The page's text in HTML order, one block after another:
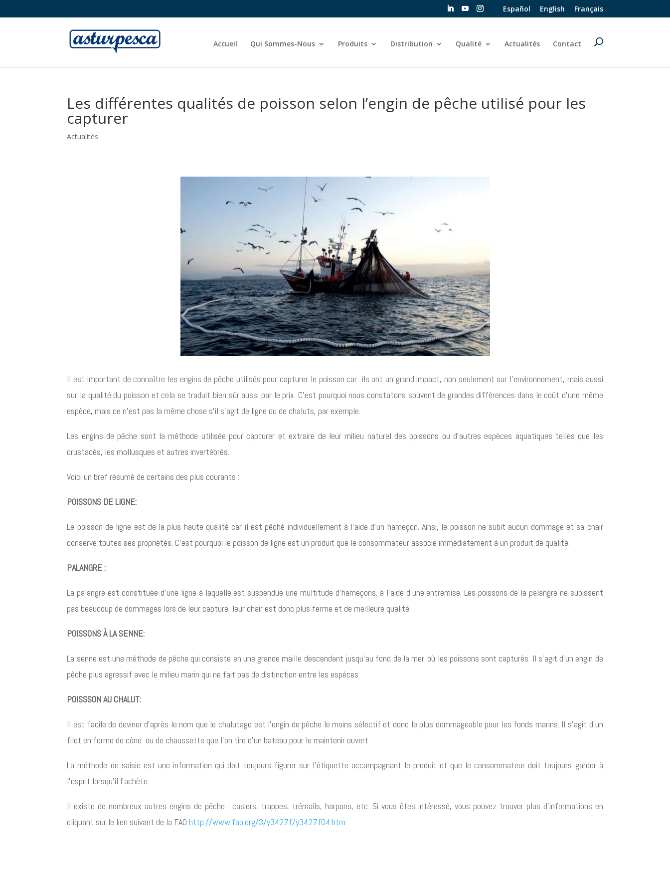
Español English Français
Accueil Qui Sommes-Nous Produits Distribution Qualité Actualités Contact
Les différentes qualités de poisson selon l’engin de pêche utilisé pour les
capturer
Actualités
Il est important de connaître les engins de pêche utilisés pour capturer le poisson car ils ont un grand impact, non seulement sur l’environnement, mais aussi
sur la qualité du poisson et cela se traduit bien sûr aussi par le prix. C’est pourquoi nous constatons souvent de grandes différences dans le coût d’une même
espèce, mais ce n’est pas la même chose s’il s’agit de ligne ou de chaluts, par exemple.
Les engins de pêche sont la méthode utilisée pour capturer et extraire de leur milieu naturel des poissons ou d’autres espèces aquatiques telles que les
crustacés, les mollusques et autres invertébrés.
Voici un bref résumé de certains des plus courants :
POISSONS DE LIGNE:
Le poisson de ligne est de la plus haute qualité car il est pêché individuellement à l’aide d’un hameçon. Ainsi, le poisson ne subit aucun dommage et sa chair
conserve toutes ses propriétés. C’est pourquoi le poisson de ligne est un produit que le consommateur associe immédiatement à un produit de qualité.
PALANGRE :
La palangre est constituée d’une ligne à laquelle est suspendue une multitude d’hameçons. à l’aide d’une entremise. Les poissons de la palangre ne subissent
pas beaucoup de dommages lors de leur capture, leur chair est donc plus ferme et de meilleure qualité.
POISSONS À LA SENNE:
La senne est une méthode de pêche qui consiste en une grande maille descendant jusqu’au fond de la mer, où les poissons sont capturés. Il s’agit d’un engin de
pêche plus agressif avec le milieu marin qui ne fait pas de distinction entre les espèces.
POISSSON AU CHALUT:
Il est facile de deviner d’après le nom que le chalutage est l’engin de pêche le moins sélectif et donc le plus dommageable pour les fonds marins. Il s’agit d’un
filet en forme de cône ou de chaussette que l’on tire d’un bateau pour le maintenir ouvert.
La méthode de saisie est une information qui doit toujours figurer sur l’étiquette accompagnant le produit et que le consommateur doit toujours garder à
l’esprit lorsqu’il l’achète.
Il existe de nombreux autres engins de pêche : casiers, trappes, trémails, harpons, etc. Si vous êtes intéressé, vous pouvez trouver plus d’informations en
cliquant sur le lien suivant de la FAOhttp://www.fao.org/3/y3427f/y3427f04.htm